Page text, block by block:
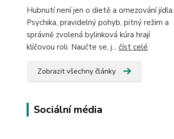
Hubnutí není jen o dietě a omezování jídla.
Psychika, pravidelný pohyb, pitný režim a
správně zvolená bylinková kúra hrají
klíčovou roli. Naučte se, j... číst celé
Zobrazit všechny články
Sociální média